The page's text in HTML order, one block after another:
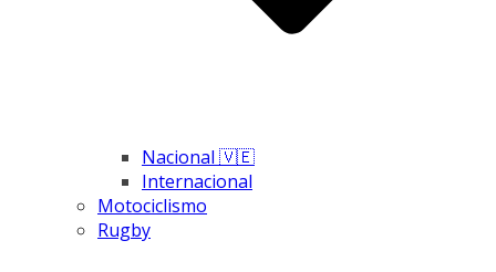
Nacional 🇻🇪
Internacional
Motociclismo
Rugby